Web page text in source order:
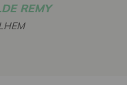
REMY